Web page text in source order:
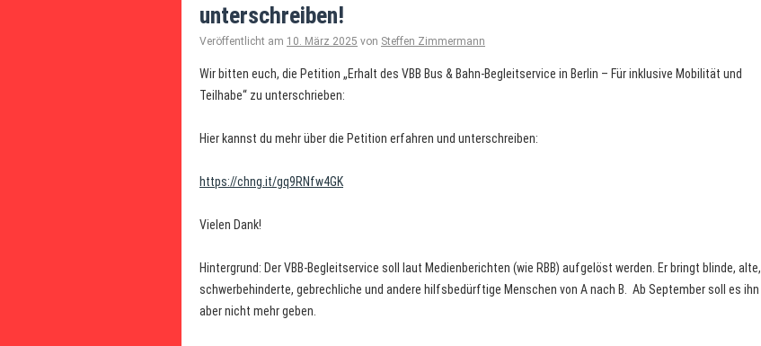
unterschreiben!
Veröffentlicht am 10. März 2025 von Steffen Zimmermann
Wir bitten euch, die Petition „Erhalt des VBB Bus & Bahn-Begleitservice in Berlin – Für inklusive Mobilität und
Teilhabe“ zu unterschrieben:
Hier kannst du mehr über die Petition erfahren und unterschreiben:
https://chng.it/gq9RNfw4GK
Vielen Dank!
Hintergrund: Der VBB-Begleitservice soll laut Medienberichten (wie RBB) aufgelöst werden. Er bringt blinde, alte,
schwerbehinderte, gebrechliche und andere hilfsbedürftige Menschen von A nach B. Ab September soll es ihn
aber nicht mehr geben.